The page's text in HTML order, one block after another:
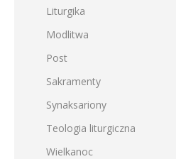
Liturgika
Modlitwa
Post
Sakramenty
Synaksariony
Teologia liturgiczna
Wielkanoc